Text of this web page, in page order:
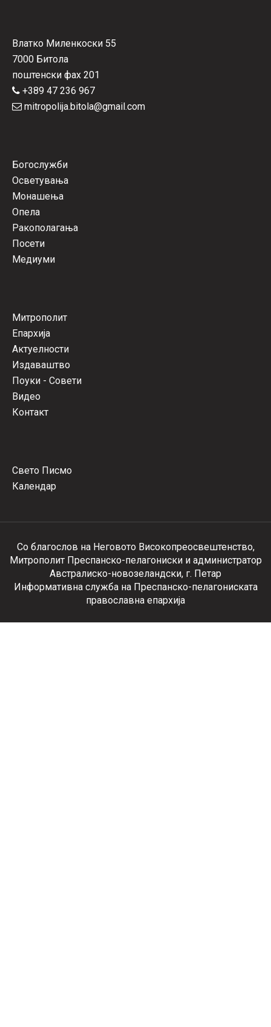
Влатко Миленкоски 55
7000 Битола
поштенски фах 201
+389 47 236 967
mitropolija.bitola@gmail.com
Богослужби
Осветувања
Монашења
Опела
Ракополагања
Посети
Медиуми
Митрополит
Епархија
Актуелности
Издаваштво
Поуки - Совети
Видео
Контакт
Свето Писмо
Календар
Со благослов на Неговото Високопреосвештенство,
Митрополит Преспанско-пелагониски и администратор
Австралиско-новозеландски, г. Петар
Информативна служба на Преспанско-пелагониската
православна епархија